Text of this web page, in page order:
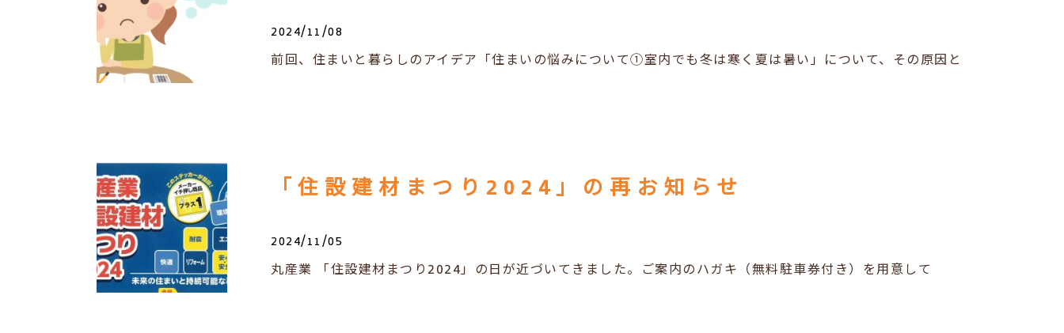
2024/11/08
前回、住まいと暮らしのアイデア「住まいの悩みについて①室内でも冬は寒く夏は暑い」について、その原因と
「住設建材まつり2024」の再お知らせ
2024/11/05
丸産業 「住設建材まつり2024」の日が近づいてきました。ご案内のハガキ（無料駐車券付き）を用意して